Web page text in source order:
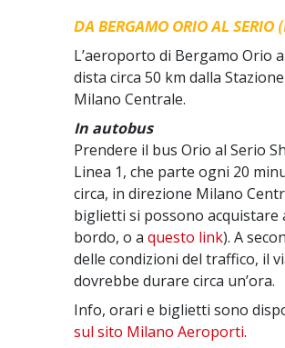
DA BERGAMO ORIO AL SERIO
L’aeroporto di Bergamo Orio
dista circa 50 km dalla
Milano Centrale.
In autobus
Prendere il bus Orio al Serio
Linea 1, che parte ogni 20
circa, in direzione Milano
biglietti si possono acquistare
bordo, o aquesto link). A
delle condizioni del traffico, il
dovrebbe durare circa un’ora.
Info, orari e biglietti sono
sul sito Milano Aeroporti.